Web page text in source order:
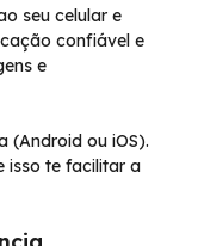
seu celular e
confiável e
e
(Android ou iOS).
isso te facilitar a